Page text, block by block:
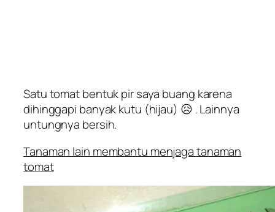
Satu tomat bentuk pir saya buang karena
dihinggapi banyak kutu (hijau) 😥 . Lainnya
untungnya bersih.
Tanaman lain membantu menjaga tanaman
tomat